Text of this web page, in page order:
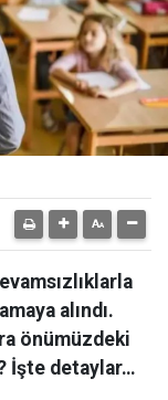
alındı.
önümüzdeki
İşte detaylar…